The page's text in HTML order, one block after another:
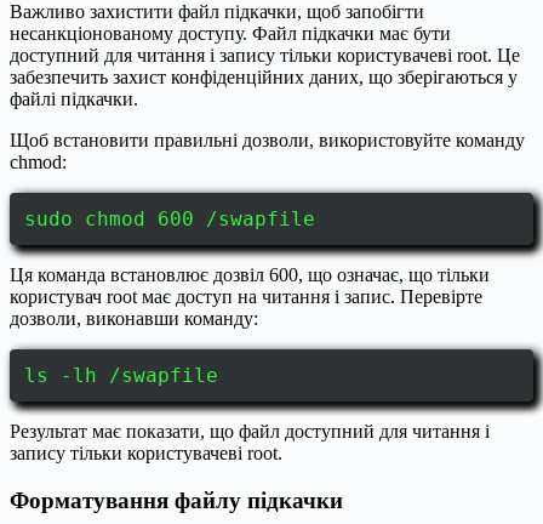
Важливо захистити файл підкачки, щоб запобігти
несанкціонованому доступу. Файл підкачки має бути
доступний для читання і запису тільки користувачеві root. Це
забезпечить захист конфіденційних даних, що зберігаються у
файлі підкачки.
Щоб встановити правильні дозволи, використовуйте команду
chmod:
sudo chmod 600 /swapfile
Ця команда встановлює дозвіл 600, що означає, що тільки
користувач root має доступ на читання і запис. Перевірте
дозволи, виконавши команду:
ls -lh /swapfile
Результат має показати, що файл доступний для читання і
запису тільки користувачеві root.
Форматування файлу підкачки